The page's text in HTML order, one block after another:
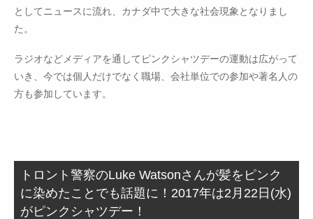
としてニュースに流れ、カナダ中で大きな社会現象となりまし
た。
ラジオなどメディアを通してピンクシャツデーの運動は広がって
いき、今では個人だけでなく職場、会社単位での参加や著名人の
方も参加しています。
トロント警察のLuke Watsonさんが髪をピンク
に染めたことでも話題に！2017年は2月22日(水)
がピンクシャツデー！